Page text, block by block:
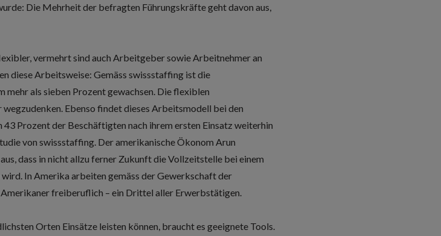
Die Mehrheit der befragten Führungskräfte geht davon aus,
vermehrt sind auch Arbeitgeber sowie Arbeitnehmer an
diese Arbeitsweise: Gemäss swissstaffing ist die
als sieben Prozent gewachsen. Die flexiblen
Ebenso findet dieses Arbeitsmodell bei den
Prozent der Beschäftigten nach ihrem ersten Einsatz weiterhin
von swissstaffing. Der amerikanische Ökonom Arun
dass in nicht allzu ferner Zukunft die Vollzeitstelle bei einem
wird. In Amerika arbeiten gemäss der Gewerkschaft der
freiberuflich – ein Drittel aller Erwerbstätigen.
Orten Einsätze leisten können, braucht es geeignete Tools.